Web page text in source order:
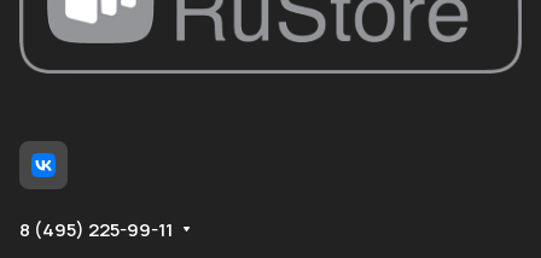
8 (495) 225-99-11